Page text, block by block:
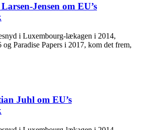
Jensen om EU’s
i Luxembourg-lækagen i 2014,
og Paradise Papers i 2017, kom det frem,
Juhl om EU’s